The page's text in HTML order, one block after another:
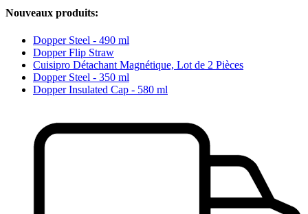
Nouveaux produits:
Dopper Steel - 490 ml
Dopper Flip Straw
Cuisipro Détachant Magnétique, Lot de 2 Pièces
Dopper Steel - 350 ml
Dopper Insulated Cap - 580 ml